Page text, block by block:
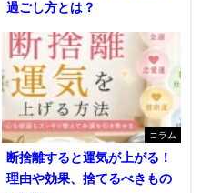
過ごし方とは？
コラム
断捨離すると運気が上がる！
理由や効果、捨てるべきもの